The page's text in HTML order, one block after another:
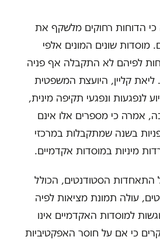
כי הדוחות רחוקים מלשקף את
מוסדות שונים המונים אלפי
לפיהם לא התקבלה אף פניה
קליין, היועצת המשפטית
לנפגעות ונפגעי תקיפה מינית,
אמרה כי מספרים אלו אינם
בשנה שמתקבלות במרכזי
מיניות במוסדות אקדמיים.
הסטודנטים, הכולל
עולה תמונת מציאות לפיה
למוסדות האקדמיים אינו
כי אם על חוסר האפקטיביות